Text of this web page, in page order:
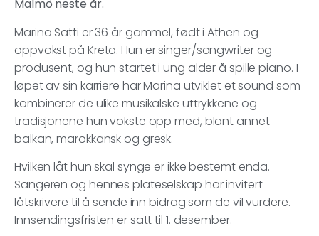
Malmö neste år.
Marina Satti er 36 år gammel, født i Athen og
oppvokst på Kreta. Hun er singer/songwriter og
produsent, og hun startet i ung alder å spille piano. I
løpet av sin karriere har Marina utviklet et sound som
kombinerer de ulike musikalske uttrykkene og
tradisjonene hun vokste opp med, blant annet
balkan, marokkansk og gresk.
Hvilken låt hun skal synge er ikke bestemt enda.
Sangeren og hennes plateselskap har invitert
låtskrivere til å sende inn bidrag som de vil vurdere.
Innsendingsfristen er satt til 1. desember.